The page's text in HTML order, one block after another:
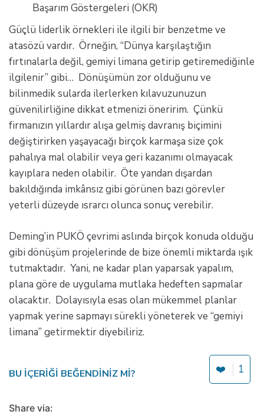
Başarım Göstergeleri (OKR)
Güçlü liderlik örnekleri ile ilgili bir benzetme ve
atasözü vardır. Örneğin, “Dünya karşılaştığın
fırtınalarla değil, gemiyi limana getirip getiremediğinle
ilgilenir” gibi… Dönüşümün zor olduğunu ve
bilinmedik sularda ilerlerken kılavuzunuzun
güvenilirliğine dikkat etmenizi öneririm. Çünkü
firmanızın yıllardır alışa gelmiş davranış biçimini
değiştirirken yaşayacağı birçok karmaşa size çok
pahalıya mal olabilir veya geri kazanımı olmayacak
kayıplara neden olabilir. Öte yandan dışardan
bakıldığında imkânsız gibi görünen bazı görevler
yeterli düzeyde ısrarcı olunca sonuç verebilir.
Deming’in PUKÖ çevrimi aslında birçok konuda olduğu
gibi dönüşüm projelerinde de bize önemli miktarda ışık
tutmaktadır. Yani, ne kadar plan yaparsak yapalım,
plana göre de uygulama mutlaka hedeften sapmalar
olacaktır. Dolayısıyla esas olan mükemmel planlar
yapmak yerine sapmayı sürekli yöneterek ve “gemiyi
limana” getirmektir diyebiliriz.
BU IÇERIĞI BEĞENDINIZ MI? ❤️ 1
Share via: